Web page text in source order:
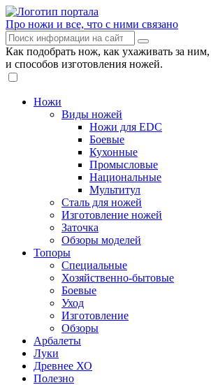
Про ножи и все, что с ними связано
Как подобрать нож, как ухаживать за ним,
и способов изготовления ножей.
Ножи
Виды ножей
Ножи для EDC
Боевые
Кухонные
Промысловые
Национальные
Мультитул
Сталь для ножей
Изготовление ножей
Заточка
Обзоры моделей
Топоры
Специальные
Хозяйственно-бытовые
Боевые
Уход
Изготовление
Обзоры
Арбалеты
Луки
Древнее ХО
Полезно